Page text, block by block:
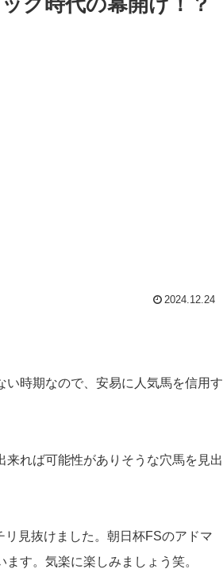
2024.12.24
い時期なので、安易に人気馬を信用す
れば可能性がありそうな穴馬を見出
見抜けました。朝日杯FSのアドマ
す。気楽に楽しみましょう笑。